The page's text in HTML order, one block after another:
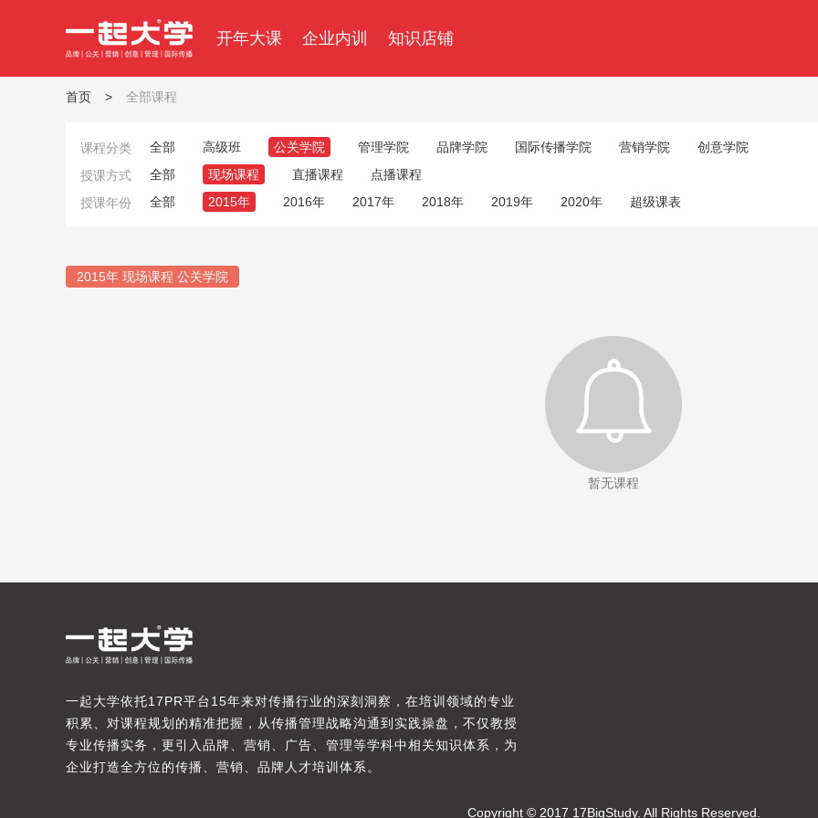
开年大课 企业内训 知识店铺
首页 > 全部课程
课程分类 全部 高级班 公关学院 管理学院 品牌学院 国际传播学院 营销学院
创意学院
授课方式
全部 现场课程 直播课程
点播课程
授课年份
全部 2015年 2016年 2017年 2018年 2019年 2020年 超级课表
2015年 现场课程 公关学院
暂无课程
一起大学依托17PR平台15年来对传播行业的深刻洞察，在培训领域的专业
积累、对课程规划的精准把握，从传播管理战略沟通到实践操盘，不仅教授
专业传播实务，更引入品牌、营销、广告、管理等学科中相关知识体系，为
企业打造全方位的传播、营销、品牌人才培训体系。
Copyright © 2017 17BigStudy. All Rights Reserved.